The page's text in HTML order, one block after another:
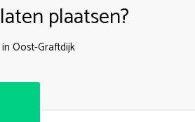
plaatsen?
Oost-Graftdijk